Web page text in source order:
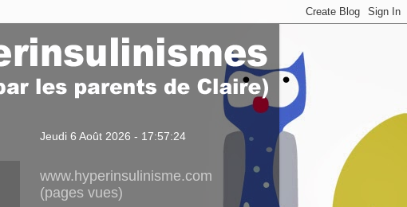
Jeudi 6 Août 2026 - 17:57:24
www.hyperinsulinisme.com
(pages vues)